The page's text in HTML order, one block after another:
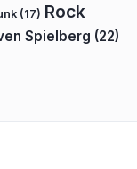
(17) Rock
Spielberg (22)